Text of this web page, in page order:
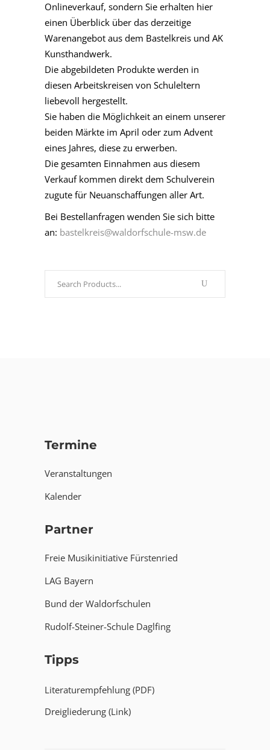
Onlineverkauf, sondern Sie erhalten hier
einen Überblick über das derzeitige
Warenangebot aus dem Bastelkreis und AK
Kunsthandwerk.
Die abgebildeten Produkte werden in
diesen Arbeitskreisen von Schuleltern
liebevoll hergestellt.
Sie haben die Möglichkeit an einem unserer
beiden Märkte im April oder zum Advent
eines Jahres, diese zu erwerben.
Die gesamten Einnahmen aus diesem
Verkauf kommen direkt dem Schulverein
zugute für Neuanschaffungen aller Art.
Bei Bestellanfragen wenden Sie sich bitte
an: bastelkreis@waldorfschule-msw.de
Termine
Veranstaltungen
Kalender
Partner
Freie Musikinitiative Fürstenried
LAG Bayern
Bund der Waldorfschulen
Rudolf-Steiner-Schule Daglfing
Tipps
Literaturempfehlung (PDF)
Dreigliederung (Link)